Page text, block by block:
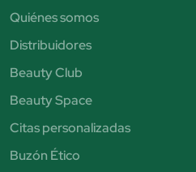
Quiénes somos
Distribuidores
Beauty Club
Beauty Space
Citas personalizadas
Buzón Ético